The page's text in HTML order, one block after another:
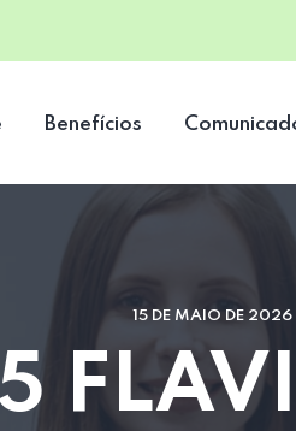
Benefícios
15 DE MAIO DE 2026